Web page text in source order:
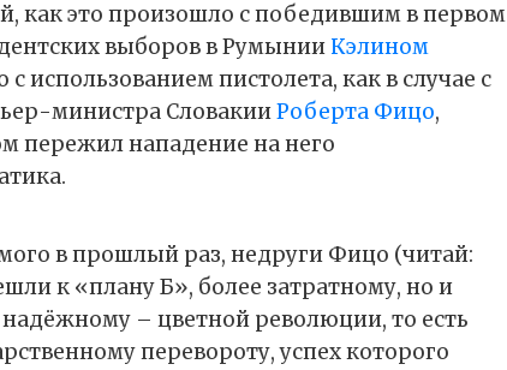
как это произошло с победившим в первом
выборов в Румынии Кэлином
с использованием пистолета, как в случае с
министра СловакииРоберта Фицо,
пережил нападение на него
в прошлый раз, недруги Фицо (читай:
к «плану Б», более затратному, но и
– цветной революции, то есть
перевороту, успех которого